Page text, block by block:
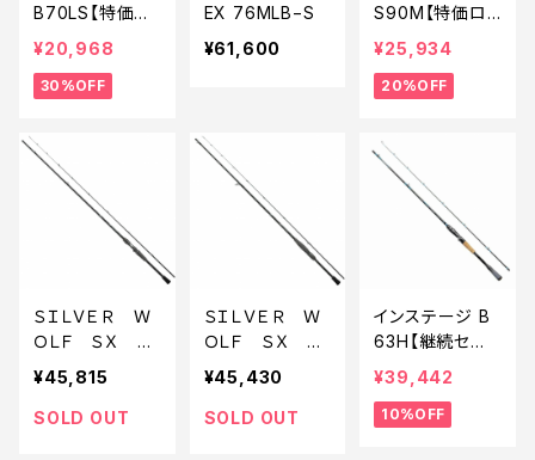
B70LS【特価ロ
ッド】【30】
¥20,968
30%OFF
EX 76MLB−S
¥61,600
S90M【特価ロッ
ド】【20】
¥25,934
20%OFF
ＳＩＬＶＥＲ Ｗ
ＯＬＦ ＳＸ 76
ＭＬＢ−Ｓ
¥45,815
SOLD OUT
ＳＩＬＶＥＲ Ｗ
ＯＬＦ ＳＸ 71
ＬＭＬ−Ｓ
¥45,430
SOLD OUT
インステージ B
63H【継続セー
ル_ロッド】【10】
¥39,442
10%OFF